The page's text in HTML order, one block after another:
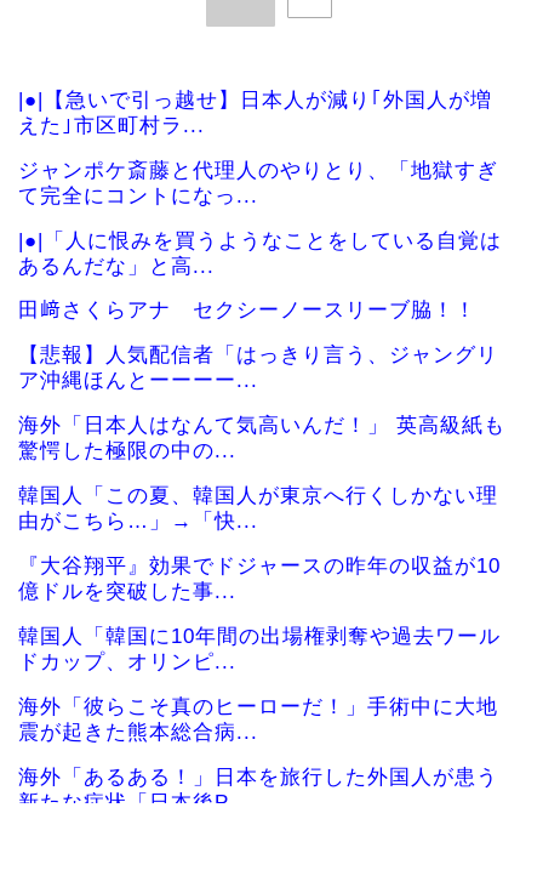
|●|【急いで引っ越せ】日本人が減り｢外国人が増
えた｣市区町村ラ...
ジャンポケ斎藤と代理人のやりとり、「地獄すぎ
て完全にコントになっ...
|●|「人に恨みを買うようなことをしている自覚は
あるんだな」と高...
田﨑さくらアナ セクシーノースリーブ脇！！
【悲報】人気配信者「はっきり言う、ジャングリ
ア沖縄ほんとーーーー...
海外「日本人はなんて気高いんだ！」 英高級紙も
驚愕した極限の中の...
韓国人「この夏、韓国人が東京へ行くしかない理
由がこちら…」→「快...
『大谷翔平』効果でドジャースの昨年の収益が10
億ドルを突破した事...
韓国人「韓国に10年間の出場権剥奪や過去ワール
ドカップ、オリンピ...
海外「彼らこそ真のヒーローだ！」手術中に大地
震が起きた熊本総合病...
海外「あるある！」日本を旅行した外国人が患う
新たな症状「日本後P...